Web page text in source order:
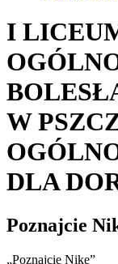
I
W
DLA
Poznajcie
„Poznajcie Nike”